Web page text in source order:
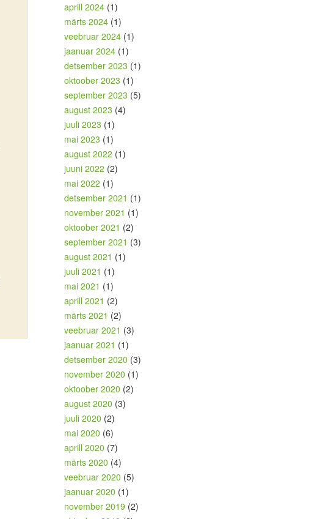
aprill 2024 (1)
märts 2024 (1)
veebruar 2024 (1)
jaanuar 2024 (1)
detsember 2023 (1)
oktoober 2023 (1)
september 2023 (5)
august 2023 (4)
juuli 2023 (1)
mai 2023 (1)
august 2022 (1)
juuni 2022 (2)
mai 2022 (1)
detsember 2021 (1)
november 2021 (1)
oktoober 2021 (2)
september 2021 (3)
august 2021 (1)
juuli 2021 (1)
mai 2021 (1)
aprill 2021 (2)
märts 2021 (2)
veebruar 2021 (3)
jaanuar 2021 (1)
detsember 2020 (3)
november 2020 (1)
oktoober 2020 (2)
august 2020 (3)
juuli 2020 (2)
mai 2020 (6)
aprill 2020 (7)
märts 2020 (4)
veebruar 2020 (5)
jaanuar 2020 (1)
november 2019 (2)